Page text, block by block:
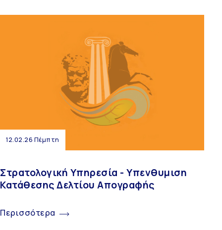
12.02.26 Πέμπτη
Στρατολογική Υπηρεσία - Υπενθυμιση
Κατάθεσης Δελτίου Απογραφής
Περισσότερα